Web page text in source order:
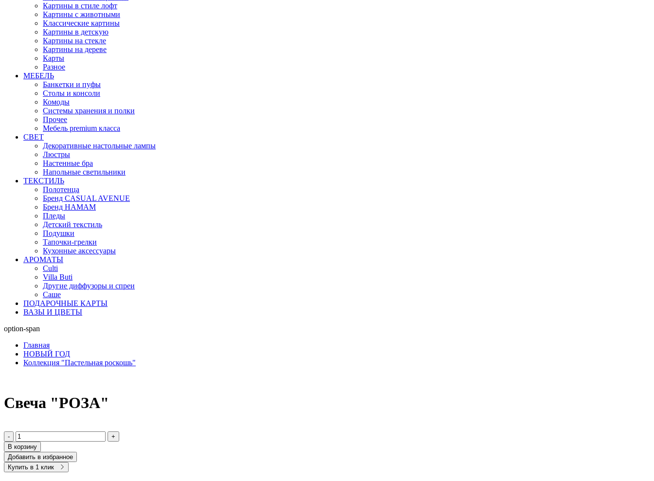
Картины в стиле лофт
Картины с животными
Классические картины
Картины в детскую
Картины на стекле
Картины на дереве
Карты
Разное
МЕБЕЛЬ
Банкетки и пуфы
Столы и консоли
Комоды
Системы хранения и полки
Прочее
Мебель premium класса
СВЕТ
Декоративные настольные лампы
Люстры
Настенные бра
Напольные светильники
ТЕКСТИЛЬ
Полотенца
Бренд CASUAL AVENUE
Бренд HAMAM
Пледы
Детский текстиль
Подушки
Тапочки-грелки
Кухонные аксессуары
АРОМАТЫ
Culti
Villa Buti
Другие диффузоры и спреи
Саше
ПОДАРОЧНЫЕ КАРТЫ
ВАЗЫ И ЦВЕТЫ
option-span
Главная
НОВЫЙ ГОД
Коллекция "Пастельная роскошь"
Свеча "РОЗА"
-
+
В корзину
Добавить в избранное
Купить в 1 клик